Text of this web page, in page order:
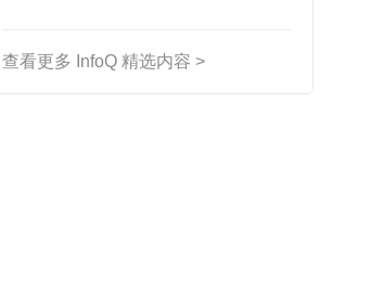
查看更多 InfoQ 精选内容 >